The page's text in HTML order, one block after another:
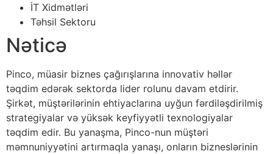
İT Xidmətləri
Təhsil Sektoru
Nəticə
Pinco, müasir biznes çağırışlarına innovativ həllər
təqdim edərək sektorda lider rolunu davam etdirir.
Şirkət, müştərilərinin ehtiyaclarına uyğun fərdiləşdirilmiş
strategiyalar və yüksək keyfiyyətli texnologiyalar
təqdim edir. Bu yanaşma, Pinco-nun müştəri
məmnuniyyətini artırmaqla yanaşı, onların bizneslərinin